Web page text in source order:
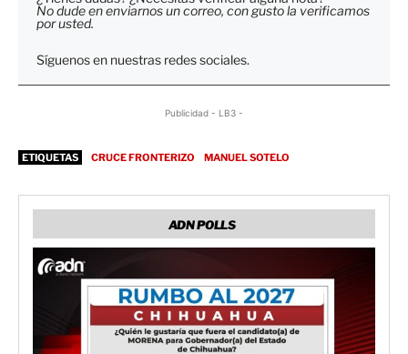
No dude en enviarnos un correo, con gusto la verificamos
por usted.
Síguenos en nuestras redes sociales.
Publicidad - LB3 -
ETIQUETAS CRUCE FRONTERIZO MANUEL SOTELO
ADN POLLS